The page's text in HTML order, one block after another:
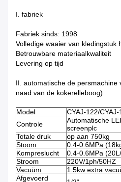
I. fabriek
Fabriek sinds: 1998
Volledige waaier van kledingstuk
Betrouwbare materiaalkwaliteit
Levering op tijd
II. automatische de persmachine
naad van de kokerelleboog)
Model
CYAJ-122/CYAJ-
Controle
Automatische
screenplc
Totale druk
op aan 750kg
Stoom
0.4-0.6MPa
Kompreslucht
0.4-0.6MPa
Stroom
220V/1ph/50HZ
Vacuüm
1.5kw extra
Afgevoerd